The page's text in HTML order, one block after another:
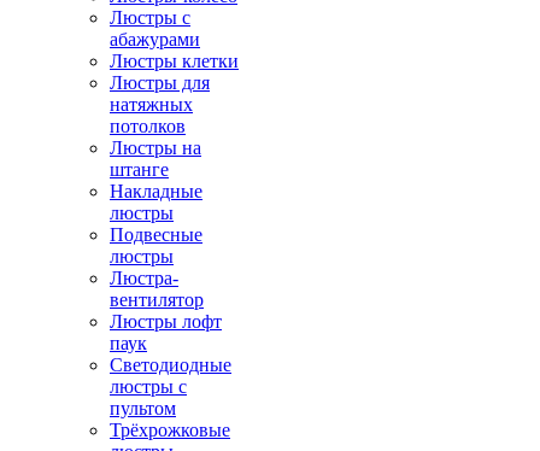
Люстры с
абажурами
Люстры клетки
Люстры для
натяжных
потолков
Люстры на
штанге
Накладные
люстры
Подвесные
люстры
Люстра-
вентилятор
Люстры лофт
паук
Светодиодные
люстры с
пультом
Трёхрожковые